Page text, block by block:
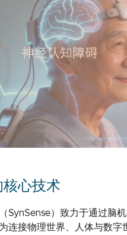
心技术
SynSense）致力于通过脑
连接物理世界、人体与数字